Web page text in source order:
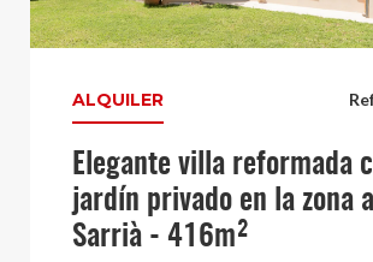
ALQUILER
Elegante villa reformada
jardín privado en la zona
Sarrià - 416m²